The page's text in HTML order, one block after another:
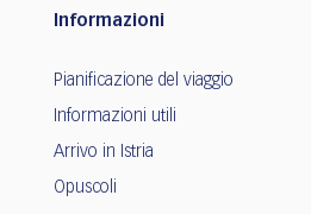
Informazioni
Pianificazione del viaggio
Informazioni utili
Arrivo in Istria
Opuscoli